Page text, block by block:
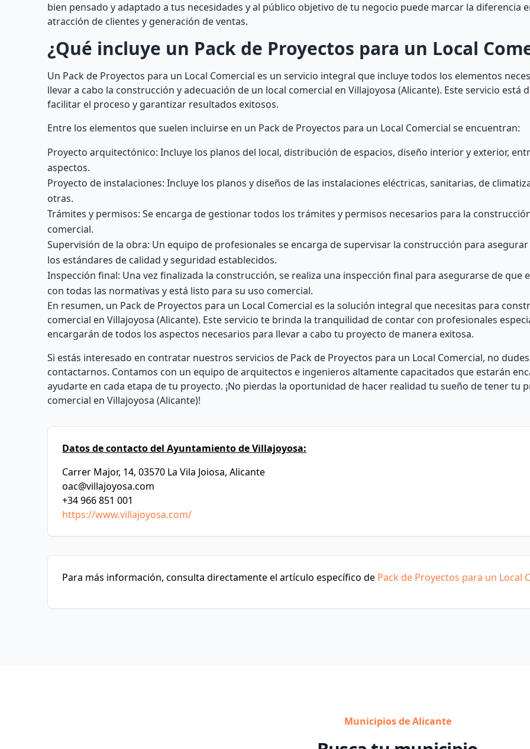
bien pensado y adaptado a tus necesidades y al público objetivo de tu negocio puede marcar la diferencia
atracción de clientes y generación de ventas.
¿Qué incluye un Pack de Proyectos para un Local
Un Pack de Proyectos para un Local Comercial es un servicio integral que incluye todos los elementos
llevar a cabo la construcción y adecuación de un local comercial en Villajoyosa (Alicante). Este servicio está
facilitar el proceso y garantizar resultados exitosos.
Entre los elementos que suelen incluirse en un Pack de Proyectos para un Local Comercial se encuentran:
Proyecto arquitectónico: Incluye los planos del local, distribución de espacios, diseño interior y exterior,
aspectos.
Proyecto de instalaciones: Incluye los planos y diseños de las instalaciones eléctricas, sanitarias, de
otras.
Trámites y permisos: Se encarga de gestionar todos los trámites y permisos necesarios para la
comercial.
Supervisión de la obra: Un equipo de profesionales se encarga de supervisar la construcción para
los estándares de calidad y seguridad establecidos.
Inspección final: Una vez finalizada la construcción, se realiza una inspección final para asegurarse de que
con todas las normativas y está listo para su uso comercial.
En resumen, un Pack de Proyectos para un Local Comercial es la solución integral que necesitas para
comercial en Villajoyosa (Alicante). Este servicio te brinda la tranquilidad de contar con profesionales
encargarán de todos los aspectos necesarios para llevar a cabo tu proyecto de manera exitosa.
Si estás interesado en contratar nuestros servicios de Pack de Proyectos para un Local Comercial, no
contactarnos. Contamos con un equipo de arquitectos e ingenieros altamente capacitados que estarán
ayudarte en cada etapa de tu proyecto. ¡No pierdas la oportunidad de hacer realidad tu sueño de tener tu
comercial en Villajoyosa (Alicante)!
Datos de contacto del Ayuntamiento de Villajoyosa:
Carrer Major, 14, 03570 La Vila Joiosa, Alicante
oac@villajoyosa.com
+34 966 851 001
https://www.villajoyosa.com/
Para más información, consulta directamente el artículo específico de Pack de Proyectos para un Local
Municipios de Alicante